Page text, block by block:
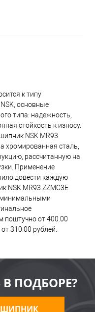
к типу
основные
типа: надежность,
стойкость к износу.
NSK MR93
хромированная сталь,
рассчитанную на
Применение
довести каждую
NSK MR93 ZZMC3E
минимальными
поштучно от 400.00
310.00 рублей.
ПОДБОРЕ?